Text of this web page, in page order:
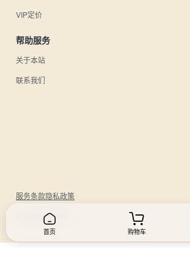
VIP定价
帮助服务
关于本站
联系我们
服务条款隐私政策
© 2026 UU日杂.
首页 购物车